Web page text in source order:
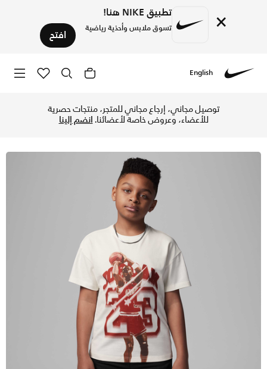
× تطبيق NIKE هنا!
تسوق ملابس وأحذية رياضية افتح
English
توصيل مجاني، إرجاع مجاني للمتجر، منتجات حصرية
للأعضاء، وعروض خاصة لأعضائنا.انضم إلينا